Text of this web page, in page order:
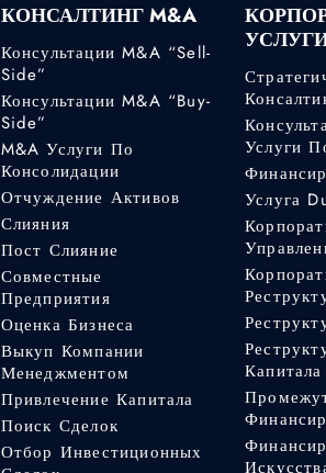
КОНСАЛТИНГ M&A
Консультации M&A “Sell-
Side”
Консультации M&A “Buy-
Side”
M&A Услуги По
Консолидации
Отчуждение Активов
Слияния
Пост Слияние
Совместные
Предприятия
Оценка Бизнеса
Выкуп Компании
Менеджментом
Привлечение Капитала
Поиск Сделок
Отбор Инвестиционных
Услуги
Услуга
Капитала